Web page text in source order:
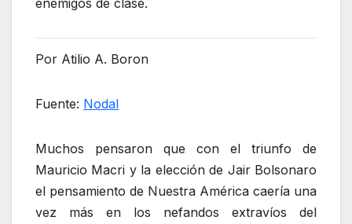
enemigos de clase.
Por Atilio A. Boron
Fuente: Nodal
Muchos pensaron que con el triunfo de
Mauricio Macri y la elección de Jair Bolsonaro
el pensamiento de Nuestra América caería una
vez más en los nefandos extravíos del